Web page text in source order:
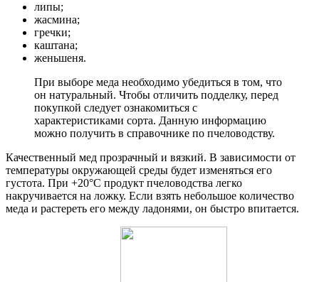
липы;
жасмина;
гречки;
каштана;
женьшеня.
При выборе меда необходимо убедиться в том, что
он натуральный. Чтобы отличить подделку, перед
покупкой следует ознакомиться с
характеристиками сорта. Данную информацию
можно получить в справочнике по пчеловодству.
Качественный мед прозрачный и вязкий. В зависимости от
температуры окружающей среды будет изменяться его
густота. При +20°C продукт пчеловодства легко
накручивается на ложку. Если взять небольшое количество
меда и растереть его между ладонями, он быстро впитается.